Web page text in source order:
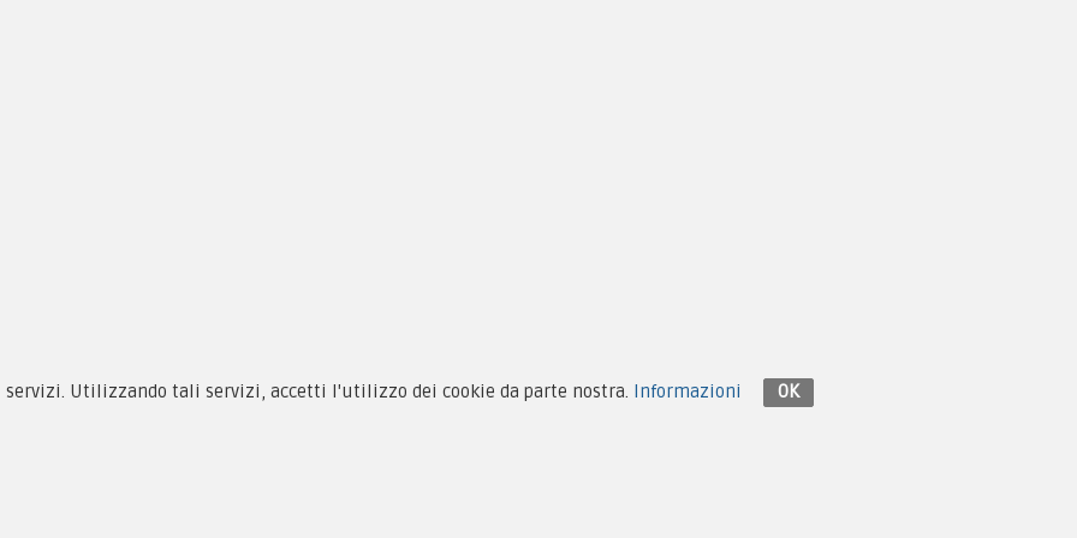
alle taglie Equipaggiamento
Utilizzando tali servizi, accetti l'utilizzo dei cookie da parte nostra. Informazioni OK